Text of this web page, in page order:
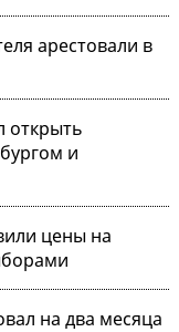
арестовали в
открыть
и
цены на
на два месяца